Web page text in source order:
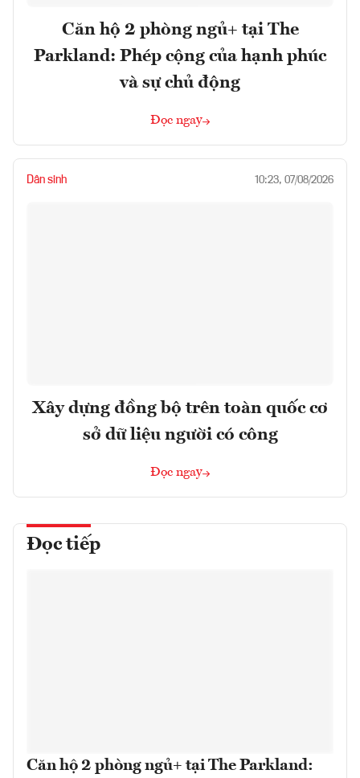
Căn hộ 2 phòng ngủ+ tại The
Parkland: Phép cộng của hạnh phúc
và sự chủ động
Đọc ngay
Dân sinh 10:23, 07/08/2026
Xây dựng đồng bộ trên toàn quốc cơ
sở dữ liệu người có công
Đọc ngay
Đọc tiếp
Căn hộ 2 phòng ngủ+ tại The Parkland: